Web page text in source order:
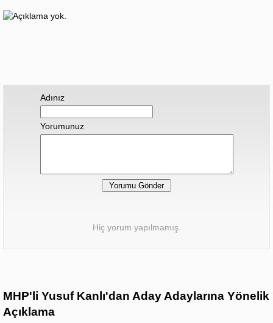
Adınız
Yorumunuz
Hiç yorum yapılmamış.
MHP'li Yusuf Kanlı'dan Aday Adaylarına Yönelik
Açıklama